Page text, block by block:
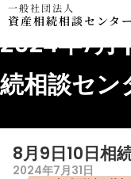
一般社団法人
資産相続相談センター
2024年7月
続相談セン
8月9日10日相
2024年7月31日